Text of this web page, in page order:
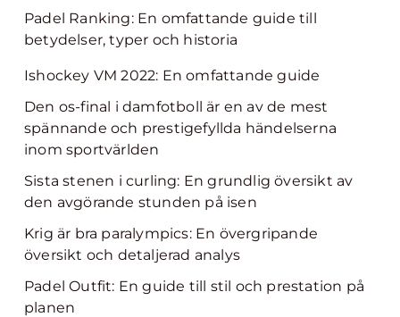
Padel Ranking: En omfattande guide till
betydelser, typer och historia
Ishockey VM 2022: En omfattande guide
Den os-final i damfotboll är en av de mest
spännande och prestigefyllda händelserna
inom sportvärlden
Sista stenen i curling: En grundlig översikt av
den avgörande stunden på isen
Krig är bra paralympics: En övergripande
översikt och detaljerad analys
Padel Outfit: En guide till stil och prestation på
planen